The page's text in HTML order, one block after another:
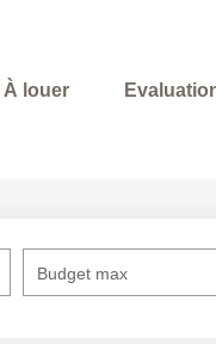
À louer
Budget max